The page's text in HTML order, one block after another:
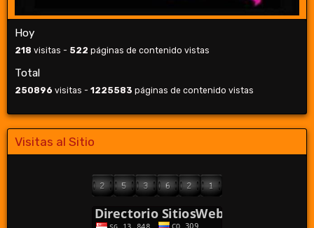
Hoy
218 visitas - 522 páginas de contenido vistas
Total
250896 visitas - 1225583 páginas de contenido vistas
Visitas al Sitio